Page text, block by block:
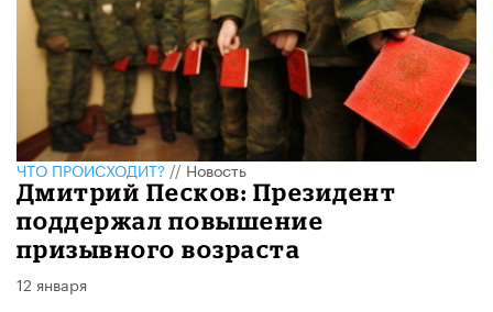
ЧТО ПРОИСХОДИТ?//Новость
Дмитрий Песков: Президент
поддержал повышение
призывного возраста
12 января